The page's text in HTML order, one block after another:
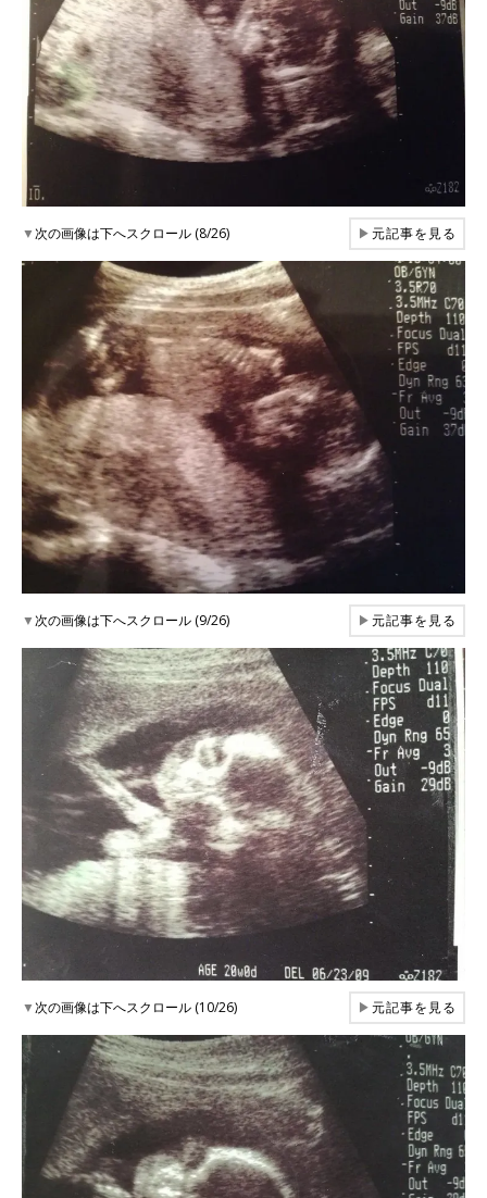
▼次の画像は下へスクロール (8/26) ▶元記事を見る
▼次の画像は下へスクロール (9/26) ▶元記事を見る
▼次の画像は下へスクロール (10/26) ▶元記事を見る